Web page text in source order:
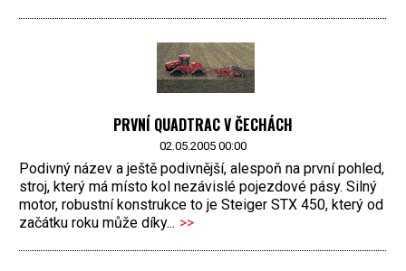
PRVNÍ QUADTRAC V ČECHÁCH
02.05.2005 00:00
Podivný název a ještě podivnější, alespoň na první pohled,
stroj, který má místo kol nezávislé pojezdové pásy. Silný
motor, robustní konstrukce to je Steiger STX 450, který od
začátku roku může díky... >>